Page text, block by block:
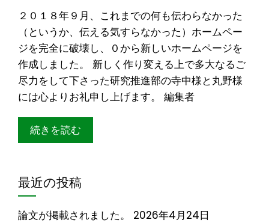
２０１８年９月、これまでの何も伝わらなかった
（というか、伝える気すらなかった）ホームペー
ジを完全に破壊し、０から新しいホームページを
作成しました。 新しく作り変える上で多大なるご
尽力をして下さった研究推進部の寺中様と丸野様
には心よりお礼申し上げます。 編集者
続きを読む
最近の投稿
論文が掲載されました。
2026年4月24日